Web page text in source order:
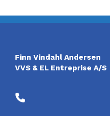
Finn Vindahl Andersen
VVS & EL Entreprise A/S